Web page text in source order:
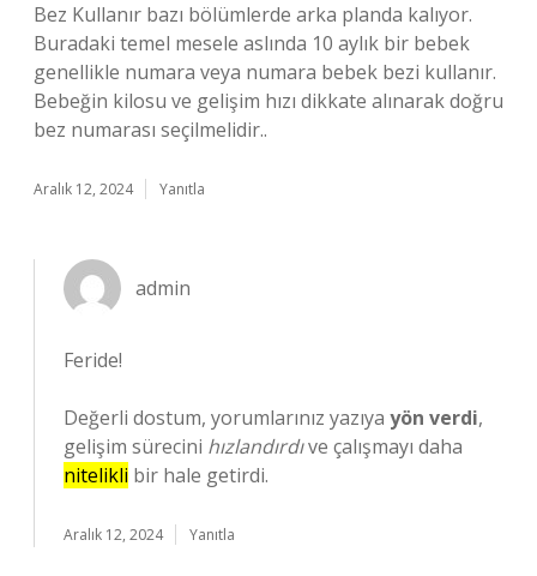
Bez Kullanır bazı bölümlerde arka planda kalıyor.
Buradaki temel mesele aslında 10 aylık bir bebek
genellikle numara veya numara bebek bezi kullanır.
Bebeğin kilosu ve gelişim hızı dikkate alınarak doğru
bez numarası seçilmelidir..
Aralık 12, 2024 Yanıtla
admin
Feride!
Değerli dostum, yorumlarınız yazıya yön verdi,
gelişim sürecini hızlandırdıve çalışmayı daha
nitelikli bir hale getirdi.
Aralık 12, 2024 Yanıtla